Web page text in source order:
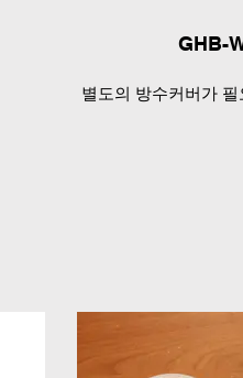
GHB-
별도의 방수커버가